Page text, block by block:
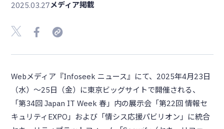
2025.03.27メディア掲載
Webメディア『Infoseek ニュース』にて、2025年4月23日
（水）～25日（金）に東京ビッグサイトで開催される、
「第34回 Japan IT Week 春」内の展示会「第22回 情報セ
キュリティEXPO」および「情シス応援パビリオン」に統合